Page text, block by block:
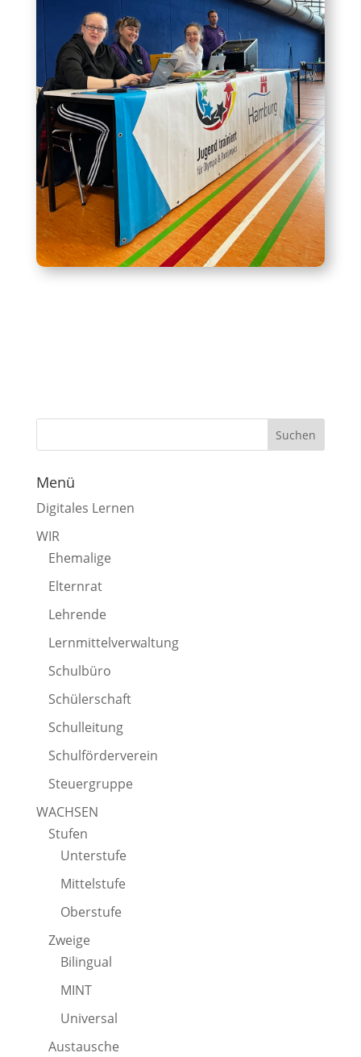
Menü
Digitales Lernen
WIR
Ehemalige
Elternrat
Lehrende
Lernmittelverwaltung
Schulbüro
Schülerschaft
Schulleitung
Schulförderverein
Steuergruppe
WACHSEN
Stufen
Unterstufe
Mittelstufe
Oberstufe
Zweige
Bilingual
MINT
Universal
Austausche